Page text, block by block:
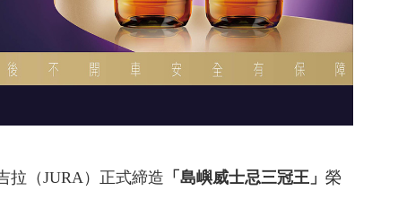
拉（JURA）正式締造 「島嶼威士忌三冠王」 榮